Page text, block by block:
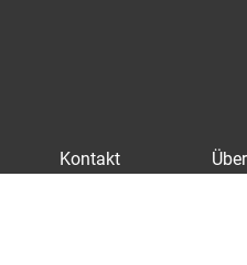
Kontakt